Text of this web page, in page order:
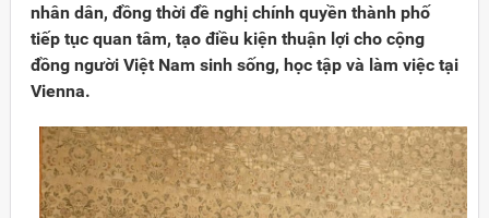
nhân dân, đồng thời đề nghị chính quyền thành phố
tiếp tục quan tâm, tạo điều kiện thuận lợi cho cộng
đồng người Việt Nam sinh sống, học tập và làm việc tại
Vienna.